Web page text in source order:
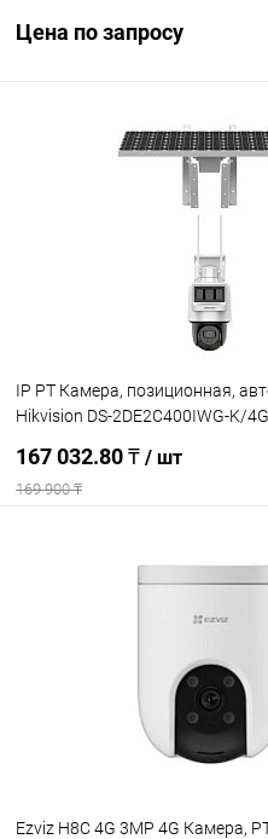
Цена по запросу
Запросить
IP PT Камера, позиционная,
Hikvision DS-2DE2C400IWG-K/
167 032.80 ₸ / шт
169 900 ₸
Ezviz H8C 4G 3MP 4G Камера,